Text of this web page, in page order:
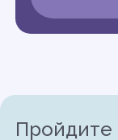
Пройдите